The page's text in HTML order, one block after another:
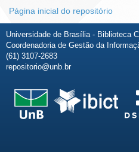
Página inicial do repositório
Universidade de Brasília - Biblioteca
Coordenadoria de Gestão da
(61) 3107-2683
repositorio@unb.br